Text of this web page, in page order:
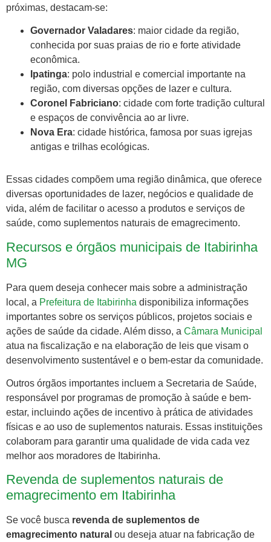
próximas, destacam-se:
Governador Valadares: maior cidade da região,
conhecida por suas praias de rio e forte atividade
econômica.
Ipatinga: polo industrial e comercial importante na
região, com diversas opções de lazer e cultura.
Coronel Fabriciano: cidade com forte tradição cultural
e espaços de convivência ao ar livre.
Nova Era: cidade histórica, famosa por suas igrejas
antigas e trilhas ecológicas.
Essas cidades compõem uma região dinâmica, que oferece
diversas oportunidades de lazer, negócios e qualidade de
vida, além de facilitar o acesso a produtos e serviços de
saúde, como suplementos naturais de emagrecimento.
Recursos e órgãos municipais de Itabirinha
MG
Para quem deseja conhecer mais sobre a administração
local, a Prefeitura de Itabirinha disponibiliza informações
importantes sobre os serviços públicos, projetos sociais e
ações de saúde da cidade. Além disso, a Câmara Municipal
atua na fiscalização e na elaboração de leis que visam o
desenvolvimento sustentável e o bem-estar da comunidade.
Outros órgãos importantes incluem a Secretaria de Saúde,
responsável por programas de promoção à saúde e bem-
estar, incluindo ações de incentivo à prática de atividades
físicas e ao uso de suplementos naturais. Essas instituições
colaboram para garantir uma qualidade de vida cada vez
melhor aos moradores de Itabirinha.
Revenda de suplementos naturais de
emagrecimento em Itabirinha
Se você busca revenda de suplementos de
emagrecimento natural ou deseja atuar na fabricação de